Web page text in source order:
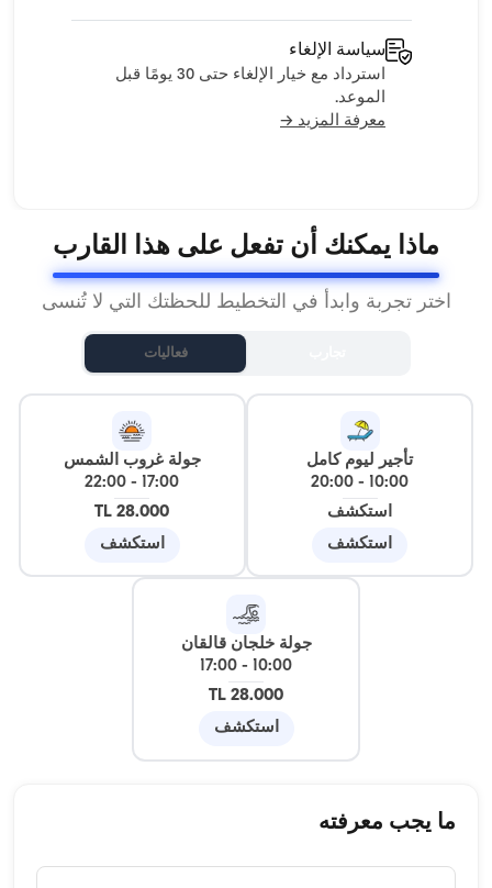
سياسة الإلغاء
استرداد مع خيار الإلغاء حتى 30 يومًا قبل
الموعد.
معرفة المزيد →
ماذا يمكنك أن تفعل على هذا القارب
اختر تجربة وابدأ في التخطيط للحظتك التي لا تُنسى
فعاليات
تأجير ليوم كامل
10:00
-
20:00
استكشف
استكشف
جولة غروب الشمس
17:00
-
22:00
28.000 TL
استكشف
جولة خلجان قالقان
10:00
-
17:00
28.000 TL
استكشف
ما يجب معرفته